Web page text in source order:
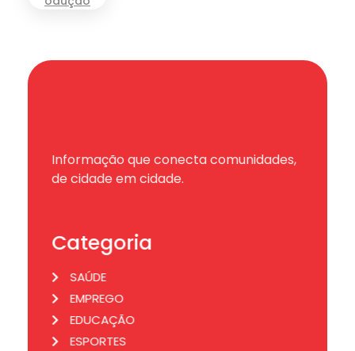
Informação que conecta comunidades,
de cidade em cidade.
Categoria
SAÚDE
EMPREGO
EDUCAÇÃO
ESPORTES